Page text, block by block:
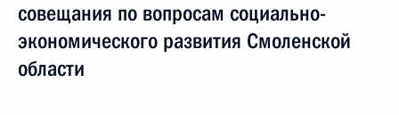
совещания по вопросам социально-
экономического развития Смоленской
области